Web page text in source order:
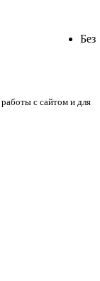
Без
с сайтом и для